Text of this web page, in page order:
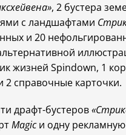
, 2 бустера
с ландшафтами
и 20
жизней Spindown, 1
2 справочные карточки.
драфт-бустеров
Magicи одну рекламную